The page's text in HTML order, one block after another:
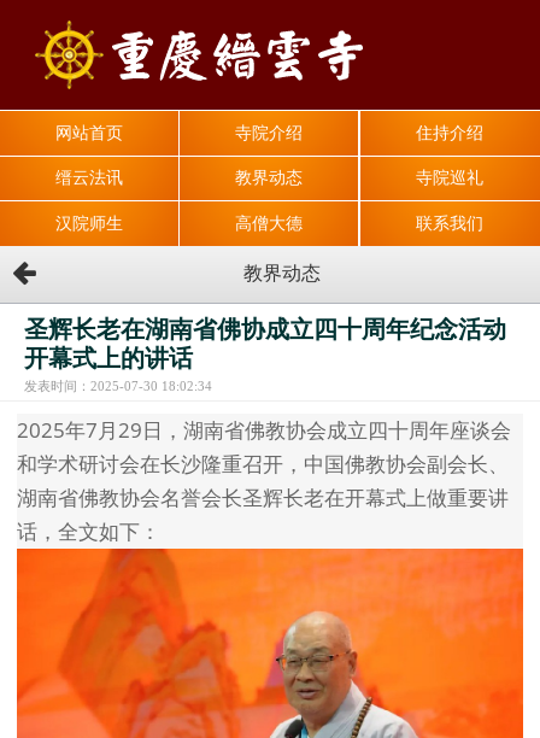
网站首页 寺院介绍 住持介绍
缙云法讯 教界动态 寺院巡礼
汉院师生 高僧大德 联系我们
教界动态
圣辉长老在湖南省佛协成立四十周年纪念活动
开幕式上的讲话
发表时间：2025-07-30 18:02:34
2025年7月29日，湖南省佛教协会成立四十周年座谈会
和学术研讨会在长沙隆重召开，中国佛教协会副会长、
湖南省佛教协会名誉会长圣辉长老在开幕式上做重要讲
话，全文如下：